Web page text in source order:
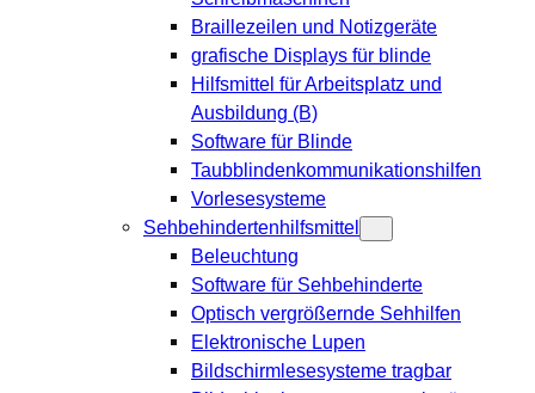
Braillezeilen und Notizgeräte
grafische Displays für blinde
Hilfsmittel für Arbeitsplatz und
Ausbildung (B)
Software für Blinde
Taubblindenkommunikationshilfen
Vorlesesysteme
Sehbehindertenhilfsmittel
Beleuchtung
Software für Sehbehinderte
Optisch vergrößernde Sehhilfen
Elektronische Lupen
Bildschirmlesesysteme tragbar